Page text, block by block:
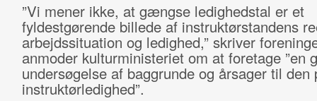
”Vi mener ikke, at gængse ledighedstal er et
fyldestgørende billede af instruktørstandens
arbejdssituation og ledighed,” skriver
anmoder kulturministeriet om at foretage ”en
undersøgelse af baggrunde og årsager til den
instruktørledighed”.